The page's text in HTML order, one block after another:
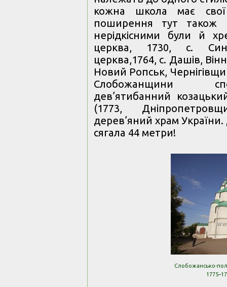
кожна школа має свої
поширення тут також
нерідкісними були й
церква, 1730, с.
церква,1764, с. Дашів,
Новий Ропськ,
Слобожанщини
дев’ятибанний
(1773,
дерев’яний храм
сягала 44 метри!
Слобожансько-